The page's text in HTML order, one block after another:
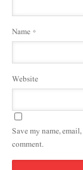
Name*
Website
Save my name,
comment.